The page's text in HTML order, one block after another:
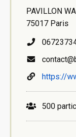
PAVILLON
75017 Paris
https://
500